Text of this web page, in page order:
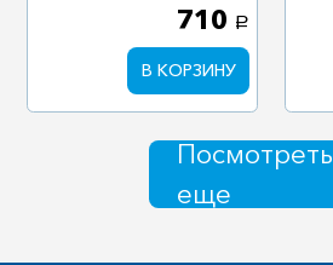
710 a
В КОРЗИНУ
Посмотреть
еще